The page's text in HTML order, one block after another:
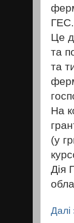
ГЕС.
Це
та
та
На
(у
Дія
Далі